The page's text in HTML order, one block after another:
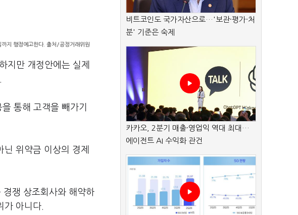
지 행정예고한다. 출처/공정거래위원
지만 개정안에는 실제
통해 고객을 빼가기
위약금 이상의 경제
쟁 상조회사와 해약하
가 아니다.
비트코인도 국가자산으로…'보관·평가·처
분' 기준은 숙제
카카오, 2분기 매출·영업익 역대 최대…
에이전트 AI 수익화 관건